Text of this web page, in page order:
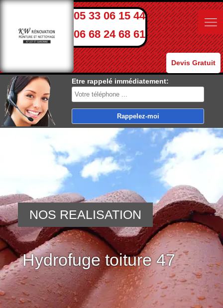
05 33 06 15 44
06 68 24 68 61
Devis Gratuit
Etre rappelé immédiatement:
Hydrofuge toiture 47
NOS REALISATION